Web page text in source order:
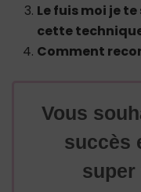
Le fuis moi je
cette
Comment
Vous
succès
super